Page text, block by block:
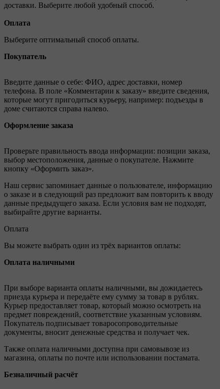
доставки. Выберите любой удобный способ.
Оплата
Выберите оптимальный способ оплаты.
Покупатель
Введите данные о себе: ФИО, адрес доставки, номер
телефона. В поле «Комментарии к заказу» введите сведения,
которые могут пригодиться курьеру, например: подъезды в
доме считаются справа налево.
Оформление заказа
Проверьте правильность ввода информации: позиции заказа,
выбор местоположения, данные о покупателе. Нажмите
кнопку «Оформить заказ».
Наш сервис запоминает данные о пользователе, информацию
о заказе и в следующий раз предложит вам повторить к вводу
данные предыдущего заказа. Если условия вам не подходят,
выбирайте другие варианты.
Оплата
Вы можете выбрать один из трёх вариантов оплаты:
Оплата наличными
При выборе варианта оплаты наличными, вы дожидаетесь
приезда курьера и передаёте ему сумму за товар в рублях.
Курьер предоставляет товар, который можно осмотреть на
предмет повреждений, соответствие указанным условиям.
Покупатель подписывает товаросопроводительные
документы, вносит денежные средства и получает чек.
Также оплата наличными доступна при самовывозе из
магазина, оплаты по почте или использовании постамата.
Безналичный расчёт